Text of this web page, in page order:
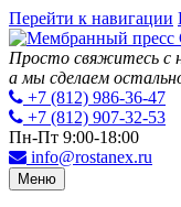
Перейти к навигации
Просто свяжитесь с
а мы сделаем
+7 (812) 986-36-47
+7 (812) 907-32-53
Пн-Пт 9:00-18:00
info@rostanex.ru
Меню